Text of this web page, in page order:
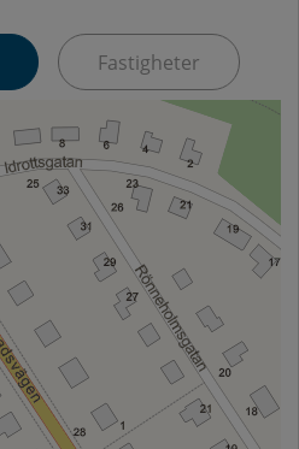
Fastigheter